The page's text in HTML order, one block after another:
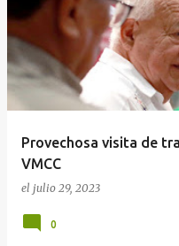
Provechosa visita de
VMCC
el julio 29, 2023
0